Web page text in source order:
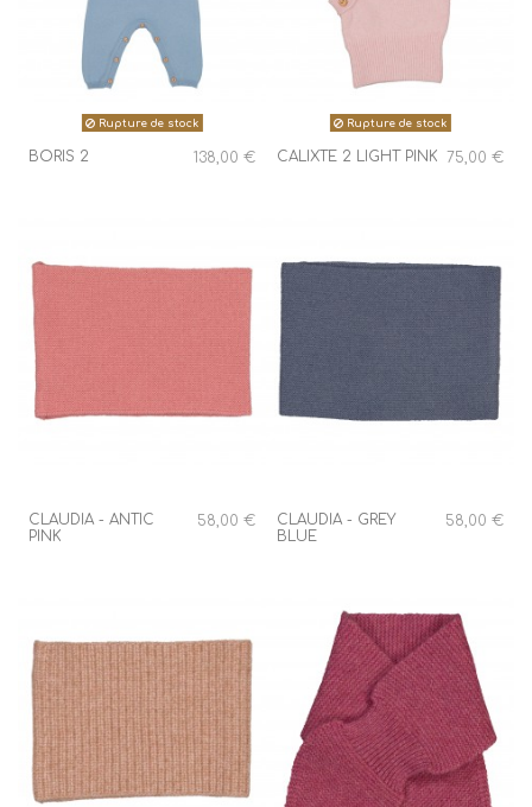
Rupture de stock
BORIS 2 138,00 €
Rupture de stock
CALIXTE 2 LIGHT PINK 75,00 €
CLAUDIA - ANTIC
PINK
58,00 €
CLAUDIA - GREY
BLUE
58,00 €